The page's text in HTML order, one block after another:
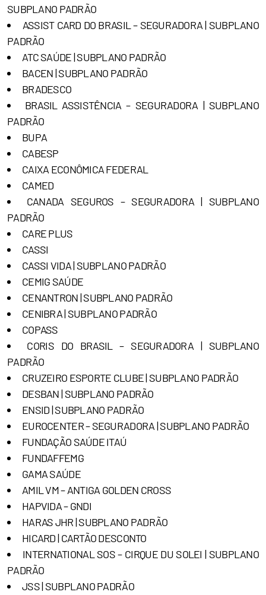
SUBPLANO PADRÃO
ASSIST CARD DO BRASIL – SEGURADORA | SUBPLANO
PADRÃO
ATC SAÚDE | SUBPLANO PADRÃO
BACEN | SUBPLANO PADRÃO
BRADESCO
BRASIL ASSISTÊNCIA – SEGURADORA | SUBPLANO
PADRÃO
BUPA
CABESP
CAIXA ECONÔMICA FEDERAL
CAMED
CANADA SEGUROS – SEGURADORA | SUBPLANO
PADRÃO
CARE PLUS
CASSI
CASSI VIDA | SUBPLANO PADRÃO
CEMIG SAÚDE
CENANTRON | SUBPLANO PADRÃO
CENIBRA | SUBPLANO PADRÃO
COPASS
CORIS DO BRASIL – SEGURADORA | SUBPLANO
PADRÃO
CRUZEIRO ESPORTE CLUBE | SUBPLANO PADRÃO
DESBAN | SUBPLANO PADRÃO
ENSID | SUBPLANO PADRÃO
EUROCENTER – SEGURADORA | SUBPLANO PADRÃO
FUNDAÇÃO SAÚDE ITAÚ
FUNDAFFEMG
GAMA SAÚDE
AMIL VM – ANTIGA GOLDEN CROSS
HAPVIDA – GNDI
HARAS JHR | SUBPLANO PADRÃO
HICARD | CARTÃO DESCONTO
INTERNATIONAL SOS – CIRQUE DU SOLEI | SUBPLANO
PADRÃO
JSS | SUBPLANO PADRÃO